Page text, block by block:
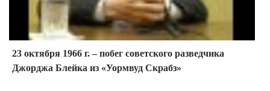
23 октября 1966 г. – побег советского разведчика
Джорджа Блейка из «Уормвуд Скрабз»